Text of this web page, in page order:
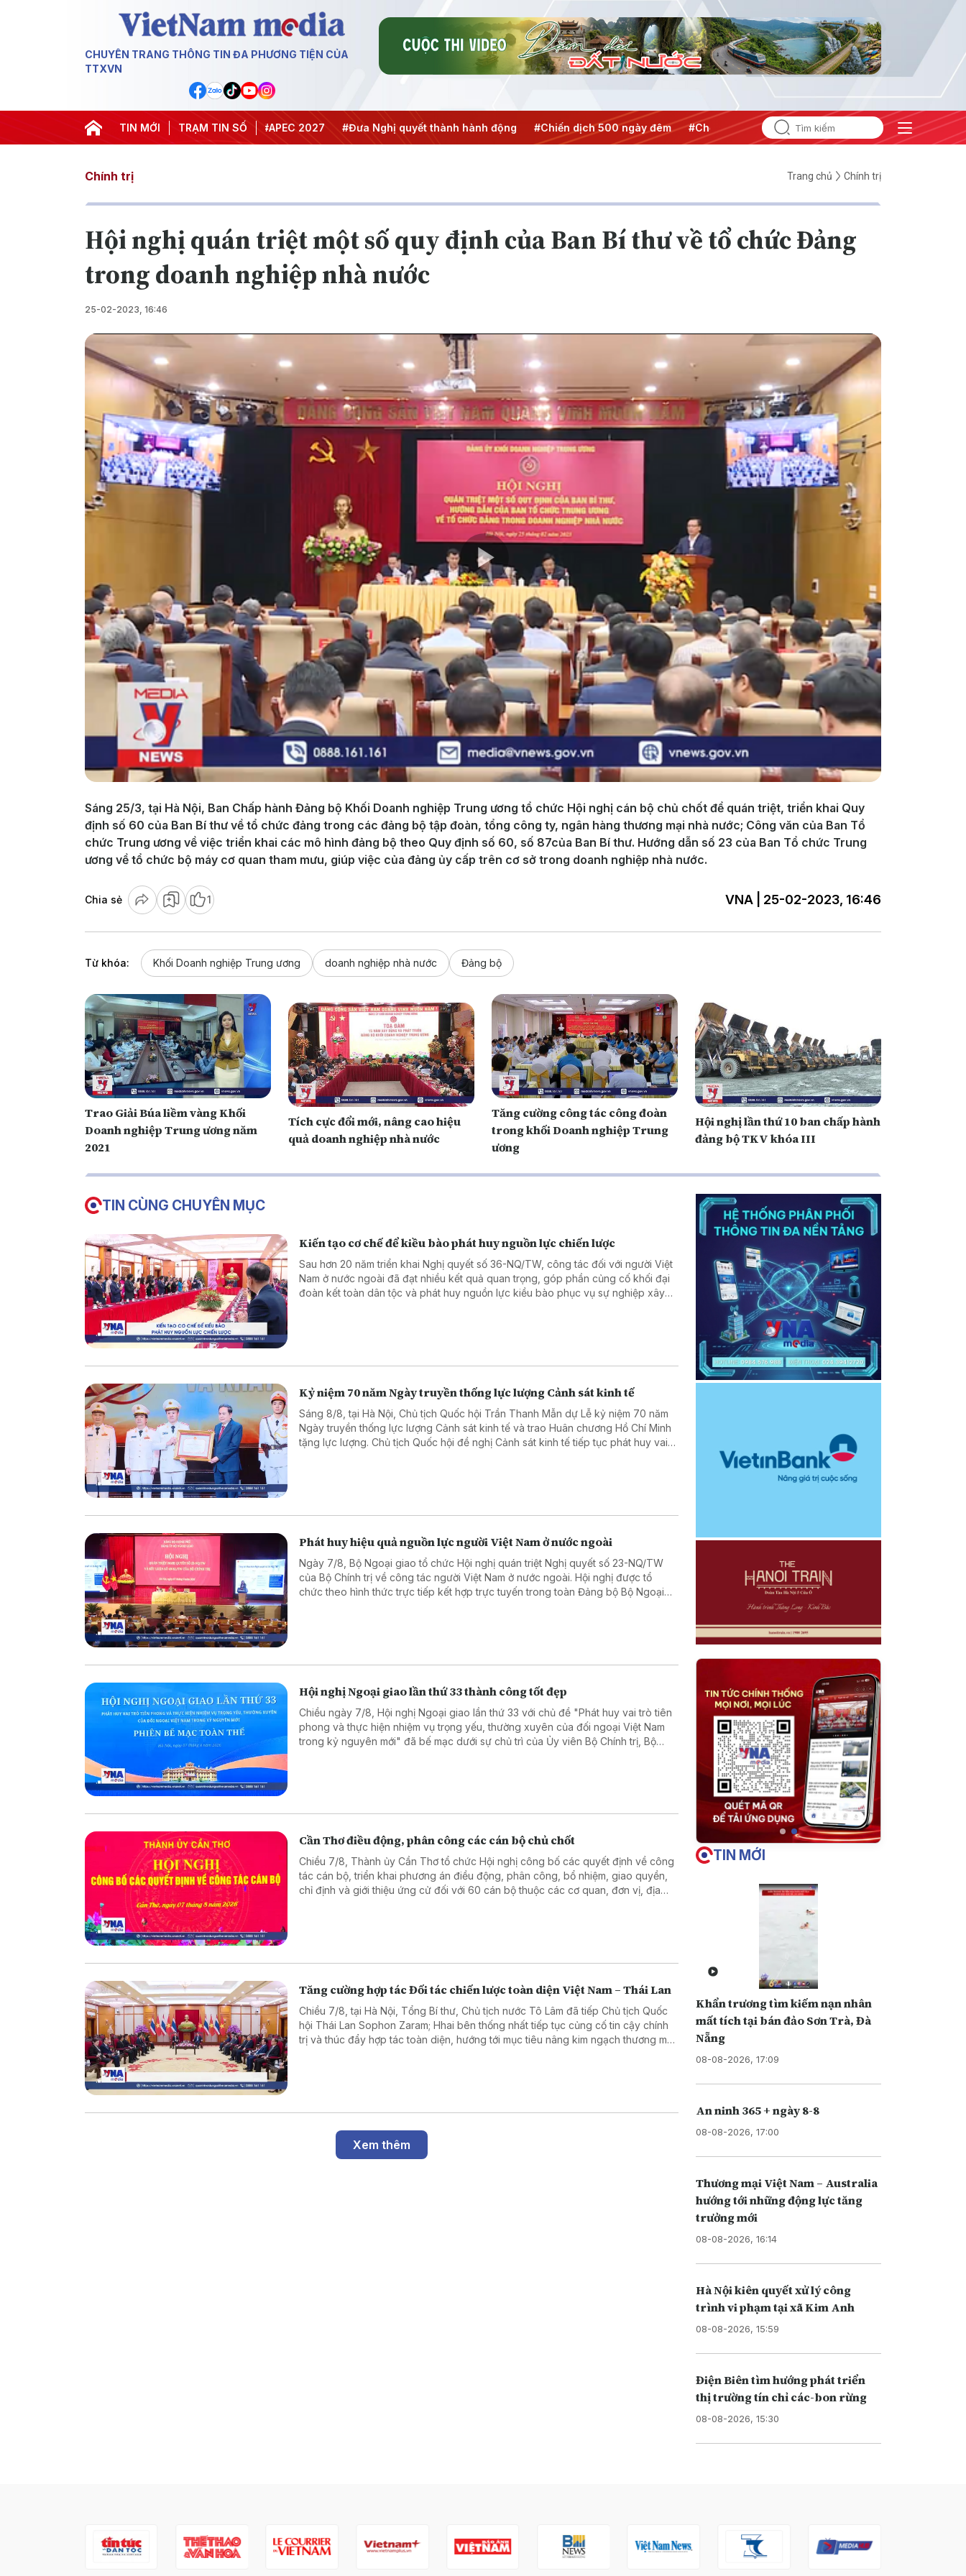
CHUYÊN TRANG THÔNG TIN ĐA PHƯƠNG TIỆN CỦA
TTXVN
TIN MỚI TRẠM TIN SỐ
#Hội nghị Trung ương 3 #APEC 2027 #Đưa Nghị quyết thành hành động #Chiến dịch 500 ngày đêm #Chống khai thác IUU #Căng thẳng Trung Đông #An ninh
Chính trị Trang chủ Chính trị
Hội nghị quán triệt một số quy định của Ban Bí thư về tổ chức Đảng
trong doanh nghiệp nhà nước
25-02-2023, 16:46
Play
Video
Sáng 25/3, tại Hà Nội, Ban Chấp hành Đảng bộ Khối Doanh nghiệp Trung ương tổ chức Hội nghị cán bộ chủ chốt để quán triệt, triển khai Quy
định số 60 của Ban Bí thư về tổ chức đảng trong các đảng bộ tập đoàn, tổng công ty, ngân hàng thương mại nhà nước; Công văn của Ban Tổ
chức Trung ương về việc triển khai các mô hình đảng bộ theo Quy định số 60, số 87của Ban Bí thư. Hướng dẫn số 23 của Ban Tổ chức Trung
ương về tổ chức bộ máy cơ quan tham mưu, giúp việc của đảng ủy cấp trên cơ sở trong doanh nghiệp nhà nước.
Chia sẻ 1 VNA | 25-02-2023, 16:46
Từ khóa: Khối Doanh nghiệp Trung ương doanh nghiệp nhà nước Đảng bộ
Trao Giải Búa liềm vàng Khối
Doanh nghiệp Trung ương năm
2021
Tích cực đổi mới, nâng cao hiệu
quả doanh nghiệp nhà nước
Tăng cường công tác công đoàn
trong khối Doanh nghiệp Trung
ương
Hội nghị lần thứ 10 ban chấp hành
đảng bộ TKV khóa III
TIN CÙNG CHUYÊN MỤC
Kiến tạo cơ chế để kiều bào phát huy nguồn lực chiến lược
Sau hơn 20 năm triển khai Nghị quyết số 36-NQ/TW, công tác đối với người Việt
Nam ở nước ngoài đã đạt nhiều kết quả quan trọng, góp phần củng cố khối đại
đoàn kết toàn dân tộc và phát huy nguồn lực kiều bào phục vụ sự nghiệp xây
Kỷ niệm 70 năm Ngày truyền thống lực lượng Cảnh sát kinh tế
Sáng 8/8, tại Hà Nội, Chủ tịch Quốc hội Trần Thanh Mẫn dự Lễ kỷ niệm 70 năm
Ngày truyền thống lực lượng Cảnh sát kinh tế và trao Huân chương Hồ Chí Minh
tặng lực lượng. Chủ tịch Quốc hội đề nghị Cảnh sát kinh tế tiếp tục phát huy vai
Phát huy hiệu quả nguồn lực người Việt Nam ở nước ngoài
Ngày 7/8, Bộ Ngoại giao tổ chức Hội nghị quán triệt Nghị quyết số 23-NQ/TW
của Bộ Chính trị về công tác người Việt Nam ở nước ngoài. Hội nghị được tổ
chức theo hình thức trực tiếp kết hợp trực tuyến trong toàn Đảng bộ Bộ Ngoại
Hội nghị Ngoại giao lần thứ 33 thành công tốt đẹp
Chiều ngày 7/8, Hội nghị Ngoại giao lần thứ 33 với chủ đề "Phát huy vai trò tiên
phong và thực hiện nhiệm vụ trọng yếu, thường xuyên của đối ngoại Việt Nam
trong kỷ nguyên mới" đã bế mạc dưới sự chủ trì của Ủy viên Bộ Chính trị, Bộ
Cần Thơ điều động, phân công các cán bộ chủ chốt
Chiều 7/8, Thành ủy Cần Thơ tổ chức Hội nghị công bố các quyết định về công
tác cán bộ, triển khai phương án điều động, phân công, bổ nhiệm, giao quyền,
chỉ định và giới thiệu ứng cử đối với 60 cán bộ thuộc các cơ quan, đơn vị, địa
Tăng cường hợp tác Đối tác chiến lược toàn diện Việt Nam – Thái Lan
Chiều 7/8, tại Hà Nội, Tổng Bí thư, Chủ tịch nước Tô Lâm đã tiếp Chủ tịch Quốc
hội Thái Lan Sophon Zaram; Hhai bên thống nhất tiếp tục củng cố tin cậy chính
trị và thúc đẩy hợp tác toàn diện, hướng tới mục tiêu nâng kim ngạch thương mại
Xem thêm
TIN MỚI
Khẩn trương tìm kiếm nạn nhân
mất tích tại bán đảo Sơn Trà, Đà
Nẵng
08-08-2026, 17:09
An ninh 365 + ngày 8-8
08-08-2026, 17:00
Thương mại Việt Nam – Australia
hướng tới những động lực tăng
trưởng mới
08-08-2026, 16:14
Hà Nội kiên quyết xử lý công
trình vi phạm tại xã Kim Anh
08-08-2026, 15:59
Điện Biên tìm hướng phát triển
thị trường tín chỉ các-bon rừng
08-08-2026, 15:30